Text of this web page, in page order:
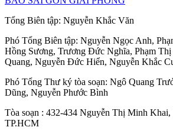
Tổng Biên tập: Nguyễn Khắc Văn
Phó Tổng Biên tập: Nguyễn Ngọc Anh,
Hồng Sương, Trương Đức Nghĩa, Phạm
Quang, Nguyễn Đức Hiển, Nguyễn Khắc
Phó Tổng Thư ký tòa soạn: Ngô Quang
Dũng, Nguyễn Phước Bình
Tòa soạn : 432-434 Nguyễn Thị Minh Khai,
TP.HCM